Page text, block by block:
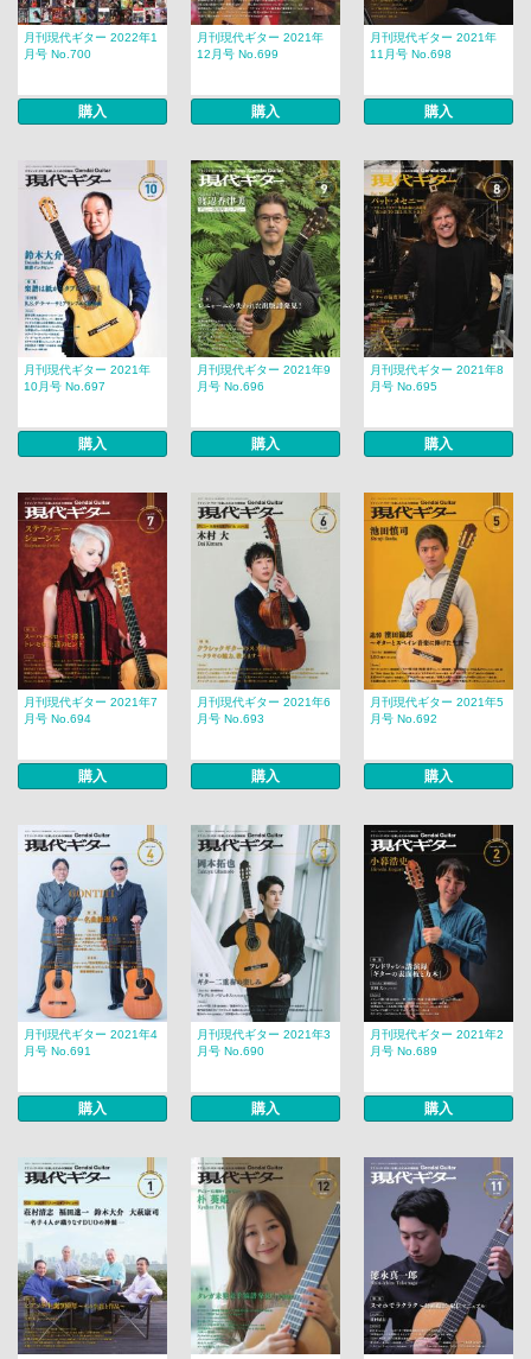
月刊現代ギター 2022年1
月号 No.700
購入
月刊現代ギター 2021年
12月号 No.699
購入
月刊現代ギター 2021年
11月号 No.698
購入
月刊現代ギター 2021年
10月号 No.697
購入
月刊現代ギター 2021年9
月号 No.696
購入
月刊現代ギター 2021年8
月号 No.695
購入
月刊現代ギター 2021年7
月号 No.694
購入
月刊現代ギター 2021年6
月号 No.693
購入
月刊現代ギター 2021年5
月号 No.692
購入
月刊現代ギター 2021年4
月号 No.691
購入
月刊現代ギター 2021年3
月号 No.690
購入
月刊現代ギター 2021年2
月号 No.689
購入